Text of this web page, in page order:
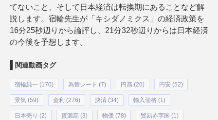
てないこと、そして日本経済は転換期にあることなど解
説します。宿輪先生が「キシダノミクス」の経済政策を
16分25秒辺りから論評し、21分32秒辺りからは日本経済
の今後を予想します。
関連動画タグ
宿輪純一 (170) 為替レート (7) 円高 (20) 円安 (52)
景気 (59) 金利 (276) 決済 (34) 輸入価格 (1)
日本売り (2) 資源高 (3) 物価 (78) 貿易赤字国 (1)